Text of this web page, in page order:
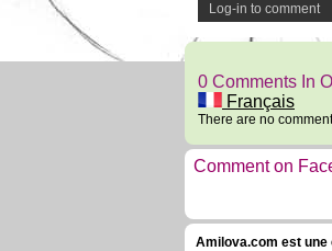
Log-in to comment
0 Comments In
Français
There are no
Comment on
Amilova.com est